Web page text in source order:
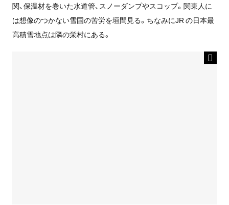
関、保温材を巻いた水道管、スノーダンプやスコップ。関東人に
は想像のつかない雪国の苦労を垣間見る。ちなみにJR の日本最
高積雪地点は隣の栄村にある。